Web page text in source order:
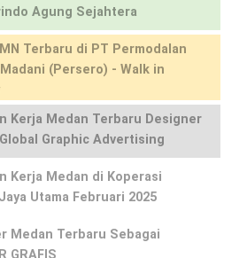
Agung Sejahtera
Terbaru di PT Permodalan
(Persero) - Walk in
Kerja Medan Terbaru Designer
Graphic Advertising
Kerja Medan di Koperasi
Utama Februari 2025
Medan Terbaru Sebagai
GRAFIS